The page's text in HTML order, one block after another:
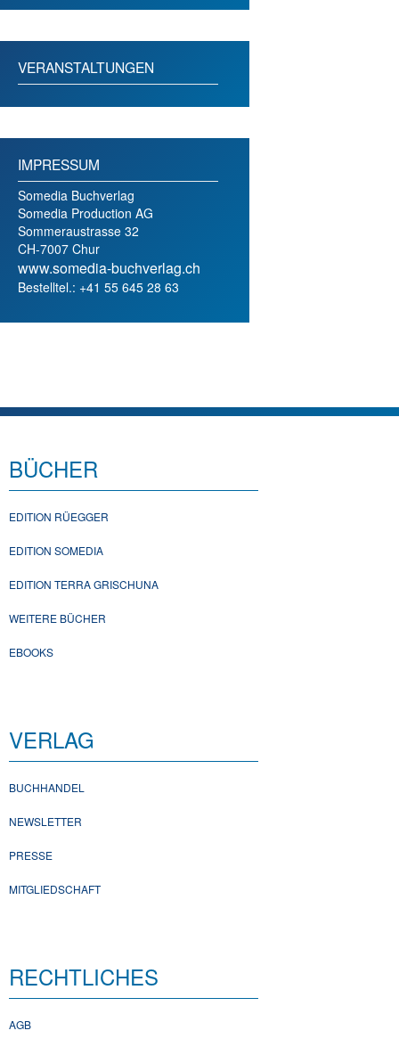
VERANSTALTUNGEN
IMPRESSUM
Somedia Buchverlag
Somedia Production AG
Sommeraustrasse 32
CH-7007 Chur
www.somedia-buchverlag.ch
Bestelltel.: +41 55 645 28 63
BÜCHER
EDITION RÜEGGER
EDITION SOMEDIA
EDITION TERRA GRISCHUNA
WEITERE BÜCHER
EBOOKS
VERLAG
BUCHHANDEL
NEWSLETTER
PRESSE
MITGLIEDSCHAFT
RECHTLICHES
AGB